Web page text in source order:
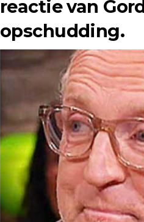
reactie van
opschudding.